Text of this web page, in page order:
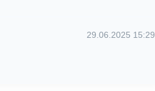
29.06.2025 15:29